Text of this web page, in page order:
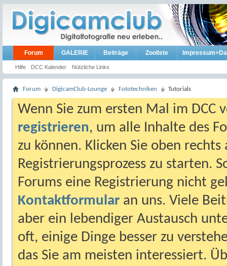
Forum
Hilfe DCC Kalender Nützliche Links
GALERIE Beiträge Zooliste
Forum DigicamClub-Lounge Fototechniken Tutorials
Wenn Sie zum ersten Mal im DCC
registrieren, um alle Inhalte des
zu können. Klicken Sie oben
Registrierungsprozess zu starten.
Forums eine Registrierung nicht
Kontaktformular an uns. Viele
aber ein lebendiger Austausch
oft, einige Dinge besser zu
das Sie am meisten interessiert.